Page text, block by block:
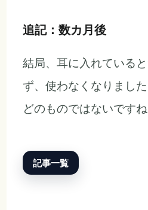
追記：数カ月後
結局、耳に入れている
ず、使わなくなりまし
どのものではないですね
記事一覧